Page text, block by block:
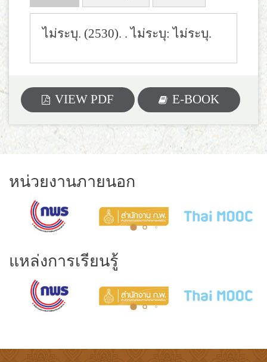
ไม่ระบุ. (2530). . ไม่ระบุ: ไม่ระบุ.
VIEW PDF E-BOOK
หน่วยงานภายนอก
แหล่งการเรียนรู้